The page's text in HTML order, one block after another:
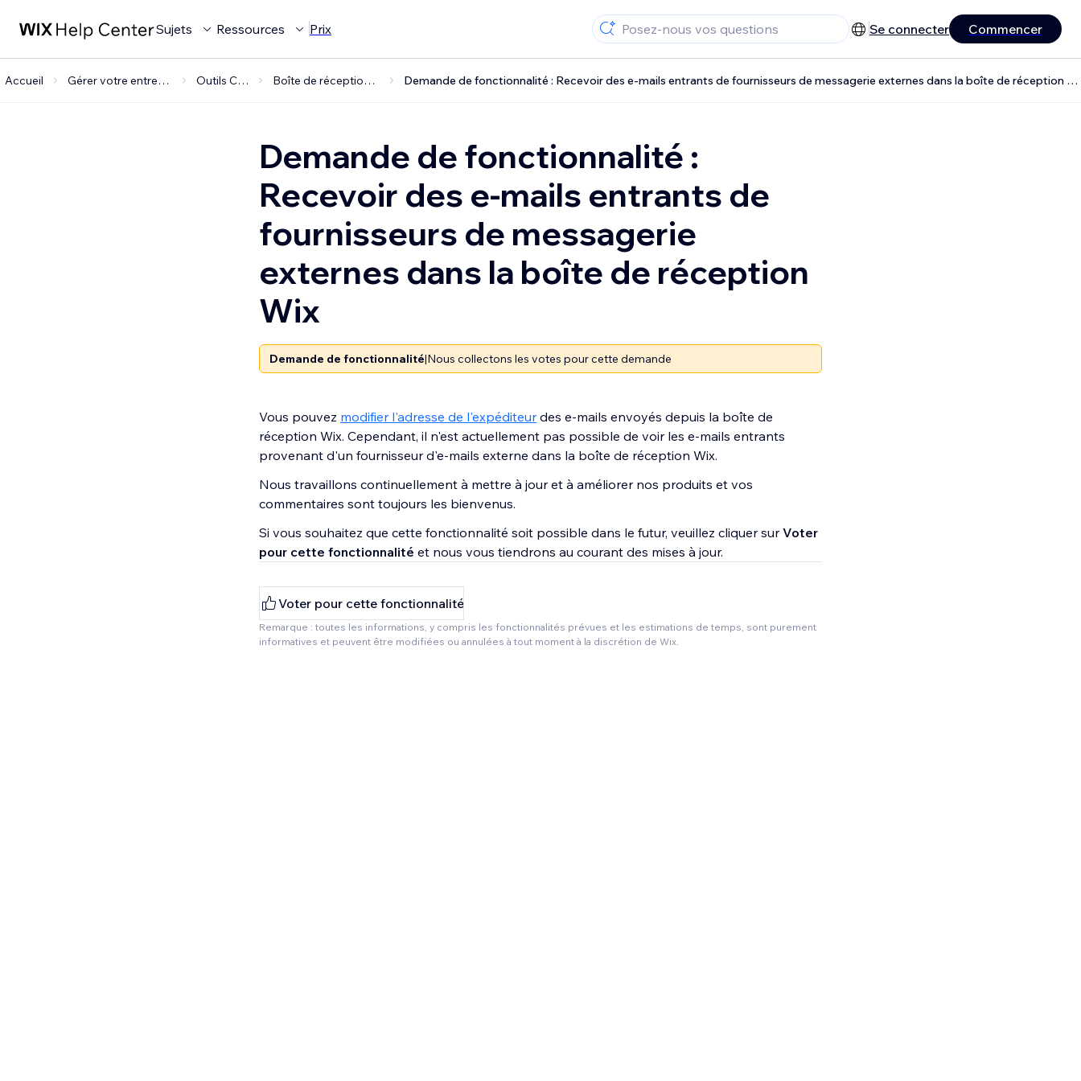
Sujets Ressources Prix Se connecter Commencer
Accueil Gérer votre entreprise Outils CRM Boîte de réception Wix Demande de fonctionnalité : Recevoir des e-mails entrants de fournisseurs de messagerie externes dans la boîte de réception Wix
Demande de fonctionnalité :
Recevoir des e-mails entrants de
fournisseurs de messagerie
externes dans la boîte de réception
Wix
Demande de fonctionnalité|Nous collectons les votes pour cette demande
Vous pouvez modifier l'adresse de l'expéditeur des e-mails envoyés depuis la boîte de
réception Wix. Cependant, il n'est actuellement pas possible de voir les e-mails entrants
provenant d'un fournisseur d'e-mails externe dans la boîte de réception Wix.
Nous travaillons continuellement à mettre à jour et à améliorer nos produits et vos
commentaires sont toujours les bienvenus.
Si vous souhaitez que cette fonctionnalité soit possible dans le futur, veuillez cliquer surVoter
pour cette fonctionnalité et nous vous tiendrons au courant des mises à jour.
Voter pour cette fonctionnalité
Remarque : toutes les informations, y compris les fonctionnalités prévues et les estimations de temps, sont purement
informatives et peuvent être modifiées ou annulées à tout moment à la discrétion de Wix.